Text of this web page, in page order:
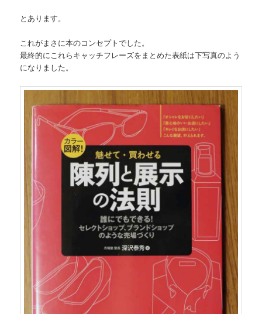
とあります。
これがまさに本のコンセプトでした。
最終的にこれらキャッチフレーズをまとめた表紙は下写真のよう
になりました。